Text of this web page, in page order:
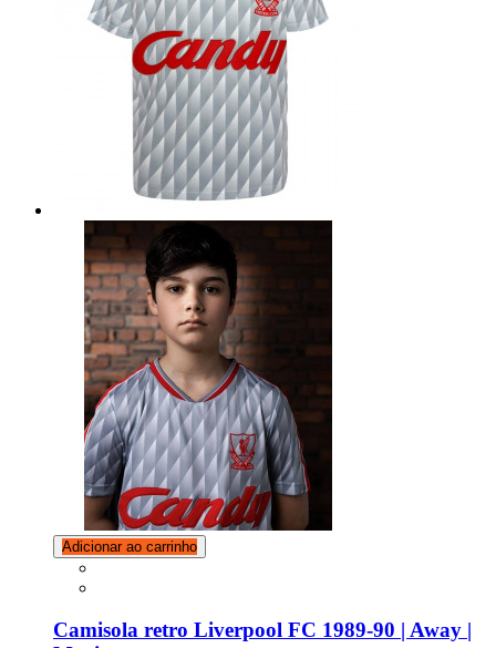
Adicionar ao carrinho
Camisola retro Liverpool FC 1989-90 | Away |